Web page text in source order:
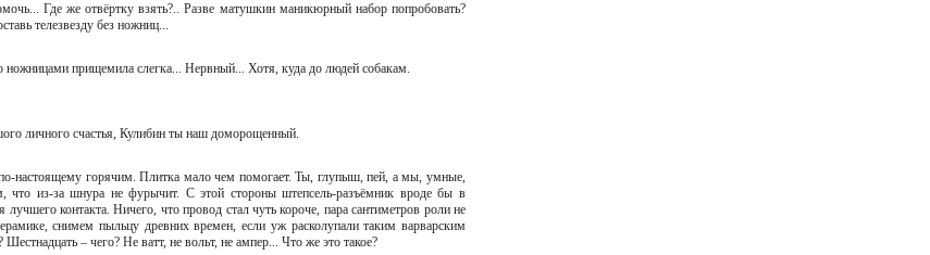
Где же отвёртку взять?.. Разве матушкин маникюрный набор попробовать?
телезвезду без ножниц...
ножницами прищемила слегка... Нервный... Хотя, куда до людей собакам.
личного счастья, Кулибин ты наш доморощенный.
настоящему горячим. Плитка мало чем помогает. Ты, глупыш, пей, а мы, умные,
что из-за шнура не фурычит. С этой стороны штепсель-разъёмник вроде бы в
контакта. Ничего, что провод стал чуть короче, пара сантиметров роли не
снимем пыльцу древних времен, если уж расколупали таким варварским
– чего? Не ватт, не вольт, не ампер... Что же это такое?